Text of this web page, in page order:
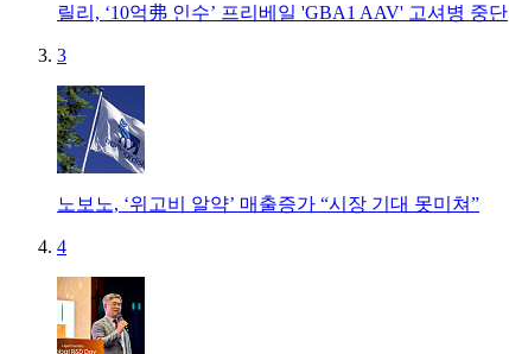
릴리, ‘10억弗 인수’ 프리베일 'GBA1 AAV' 고셔병 중단
3
노보노, ‘위고비 알약’ 매출증가 “시장 기대 못미쳐”
4